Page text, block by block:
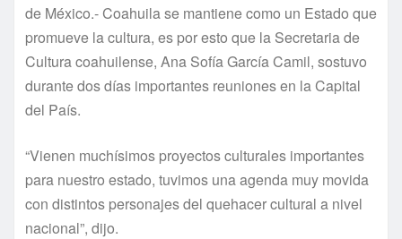
de México.- Coahuila se mantiene como un Estado que
promueve la cultura, es por esto que la Secretaria de
Cultura coahuilense, Ana Sofía García Camil, sostuvo
durante dos días importantes reuniones en la Capital
del País.
“Vienen muchísimos proyectos culturales importantes
para nuestro estado, tuvimos una agenda muy movida
con distintos personajes del quehacer cultural a nivel
nacional”, dijo.